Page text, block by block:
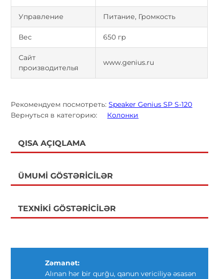
Управление Питание, Громкость
Вес 650 гр
Сайт
производителья
www.genius.ru
Рекомендуем посмотреть:Speaker Genius SP S-120
Вернуться в категорию: Колонки
QISA AÇIQLAMA
ÜMUMI GÖSTƏRICILƏR
TEXNIKI GÖSTƏRICILƏR
Zəmanət:
Alınan hər bir qurğu, qanun vericiliyə əsasən